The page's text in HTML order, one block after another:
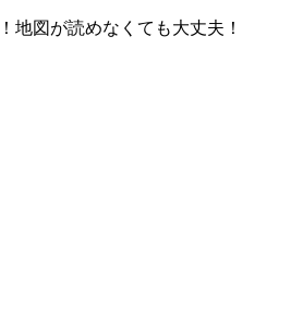
地図が読めなくても大丈夫！